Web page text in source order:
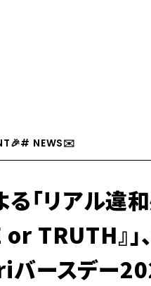
# NEWS✉️️
「リアル違
TRUTH』」
ースデー